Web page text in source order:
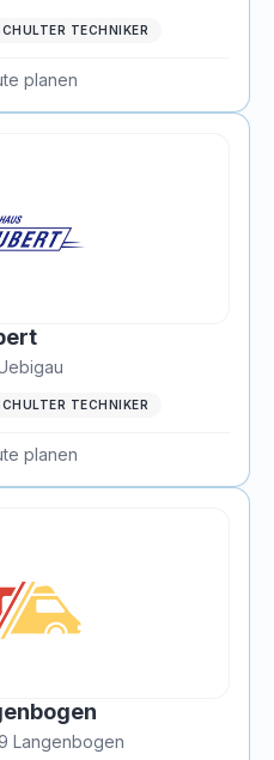
TECHNIKER
planen
TECHNIKER
planen
Langenbogen